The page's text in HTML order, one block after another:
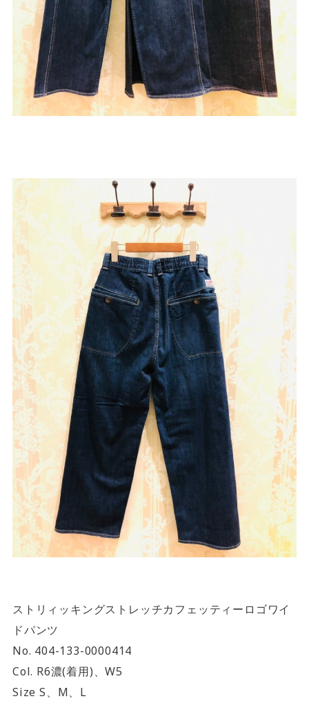
ストリィッキングストレッチカフェッティーロゴワイ
ドパンツ
No. 404-133-0000414
Col. R6濃(着用)、W5
Size S、M、L